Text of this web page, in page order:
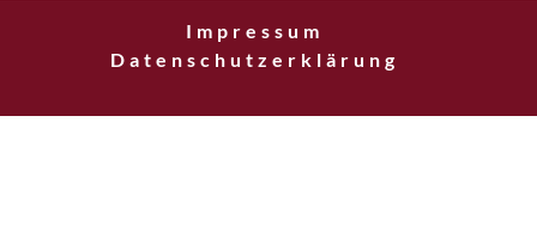
Impressum
Datenschutzerklärung